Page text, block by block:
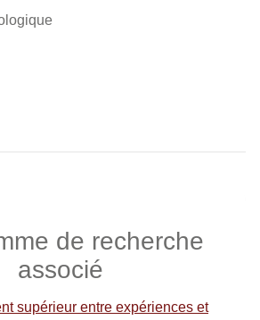
de recherche
associé
supérieur entre expériences et